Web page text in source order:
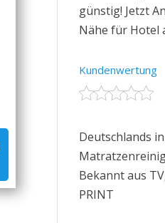
günstig! Jetzt
Nähe für Hotel
Kundenwertung
Deutschlands
Bekannt aus
PRINT